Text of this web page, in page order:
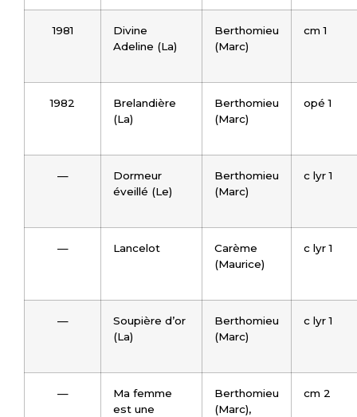
1981
Divine
Adeline (La)
Berthomieu
(Marc)
cm 1
1982
Brelandière
(La)
Berthomieu
(Marc)
opé 1
—
Dormeur
éveillé (Le)
Berthomieu
(Marc)
c lyr 1
— Lancelot
Carème
(Maurice)
c lyr 1
—
Soupière d’or
(La)
Berthomieu
(Marc)
c lyr 1
—
Ma femme
est une
Berthomieu
(Marc),
cm 2